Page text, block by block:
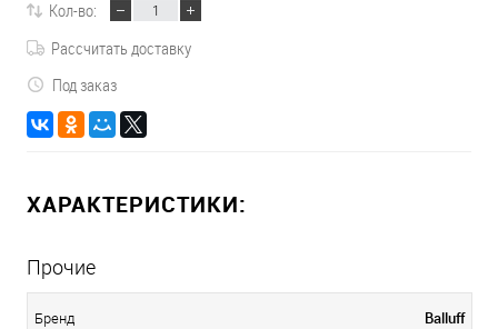
Кол-во:
Рассчитать доставку
Под заказ
ХАРАКТЕРИСТИКИ:
Прочие
Бренд Balluff